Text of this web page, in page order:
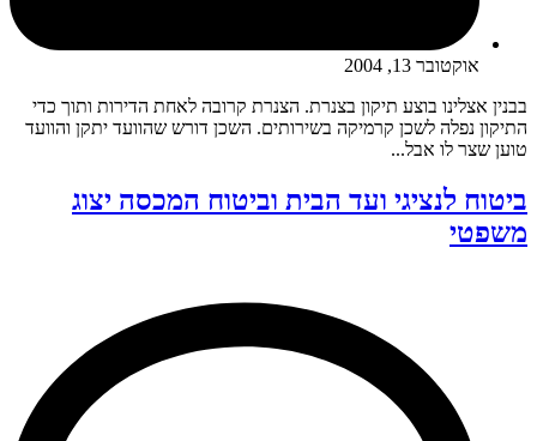
אוקטובר 13, 2004
בבנין אצלינו בוצע תיקון בצנרת. הצנרת קרובה לאחת הדירות ותוך כדי
התיקון נפלה לשכן קרמיקה בשירותים. השכן דורש שהוועד יתקן והוועד
טוען שצר לו אבל...
ביטוח לנציגי ועד הבית וביטוח המכסה יצוג
משפטי